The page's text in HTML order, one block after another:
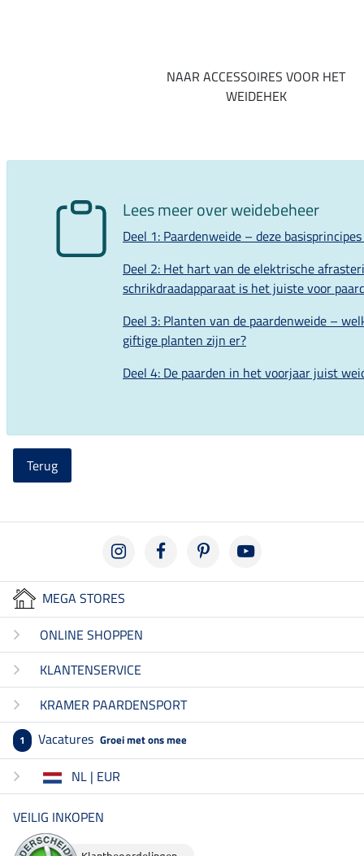
NAAR ACCESSOIRES VOOR HET
WEIDEHEK
Lees meer over weidebeheer
Deel 1: Paardenweide – deze
Deel 2: Het hart van de elektrische
schrikdraadapparaat is het juiste voor
Deel 3: Planten van de paardenweide –
giftige planten zijn er?
Deel 4: De paarden in het voorjaar juist
Terug
MEGA STORES
ONLINE SHOPPEN
KLANTENSERVICE
KRAMER PAARDENSPORT
1 Vacatures Groei met ons mee
NL | EUR
VEILIG INKOPEN